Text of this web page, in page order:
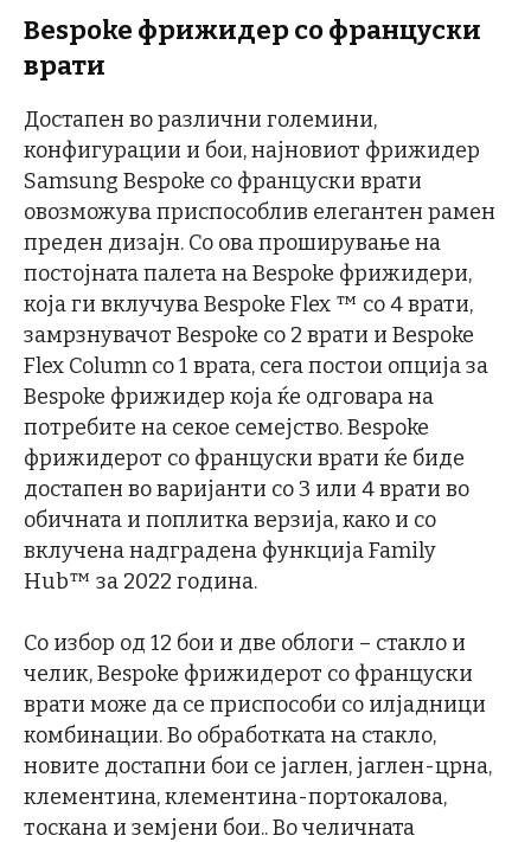
Bespoke фрижидер со француски
врати
Достапен во различни големини,
конфигурации и бои, најновиот фрижидер
Samsung Bespoke со француски врати
овозможува приспособлив елегантен рамен
преден дизајн. Со ова проширување на
постојната палета на Bespoke фрижидери,
која ги вклучува Bespoke Flex ™ со 4 врати,
замрзнувачот Bespoke со 2 врати и Bespoke
Flex Column со 1 врата, сега постои опција за
Bespoke фрижидер која ќе одговара на
потребите на секое семејство. Bespoke
фрижидерот со француски врати ќе биде
достапен во варијанти со 3 или 4 врати во
обичната и поплитка верзија, како и со
вклучена надградена функција Family
Hub™ за 2022 година.
Со избор од 12 бои и две облоги – стакло и
челик, Bespoke фрижидерот со француски
врати може да се приспособи со илјадници
комбинации. Во обработката на стакло,
новите достапни бои се јаглен, јаглен-црна,
клементина, клементина-портокалова,
тоскана и земјени бои.. Во челичната